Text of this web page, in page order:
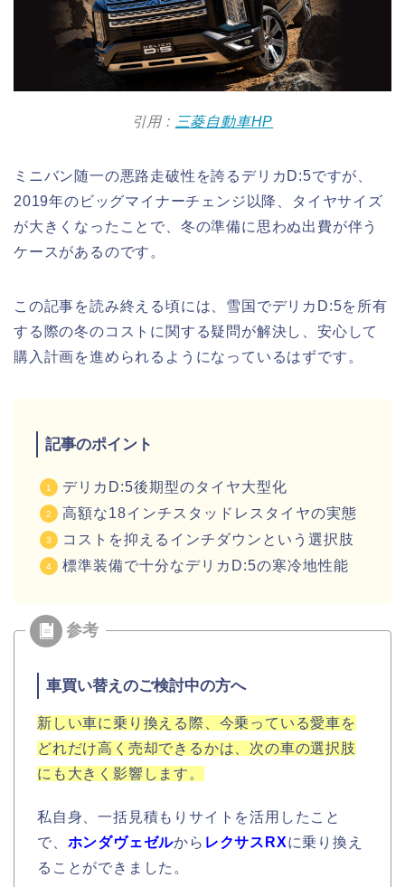
引用 : 三菱自動車HP
ミニバン随一の悪路走破性を誇るデリカD:5ですが、
2019年のビッグマイナーチェンジ以降、タイヤサイズ
が大きくなったことで、冬の準備に思わぬ出費が伴う
ケースがあるのです。
この記事を読み終える頃には、雪国でデリカD:5を所有
する際の冬のコストに関する疑問が解決し、安心して
購入計画を進められるようになっているはずです。
記事のポイント
デリカD:5後期型のタイヤ大型化
高額な18インチスタッドレスタイヤの実態
コストを抑えるインチダウンという選択肢
標準装備で十分なデリカD:5の寒冷地性能
車買い替えのご検討中の方へ
新しい車に乗り換える際、今乗っている愛車を
どれだけ高く売却できるかは、次の車の選択肢
にも大きく影響します。
私自身、一括見積もりサイトを活用したこと
で、 ホンダヴェゼルから レクサスRXに乗り換え
ることができました。